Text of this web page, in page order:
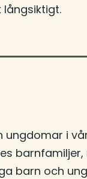
långsiktigt.
i
barn och